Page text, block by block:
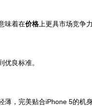
味着在价格 上更具市场竞争
良标准。
，完美贴合iPhone 5的机